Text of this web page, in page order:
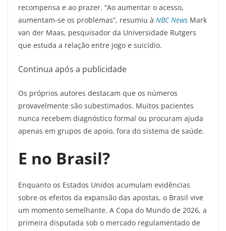
recompensa e ao prazer. “Ao aumentar o acesso,
aumentam-se os problemas”, resumiu à NBC News Mark
van der Maas, pesquisador da Universidade Rutgers
que estuda a relação entre jogo e suicídio.
Continua após a publicidade
Os próprios autores destacam que os números
provavelmente são subestimados. Muitos pacientes
nunca recebem diagnóstico formal ou procuram ajuda
apenas em grupos de apoio, fora do sistema de saúde.
E no Brasil?
Enquanto os Estados Unidos acumulam evidências
sobre os efeitos da expansão das apostas, o Brasil vive
um momento semelhante. A Copa do Mundo de 2026, a
primeira disputada sob o mercado regulamentado de